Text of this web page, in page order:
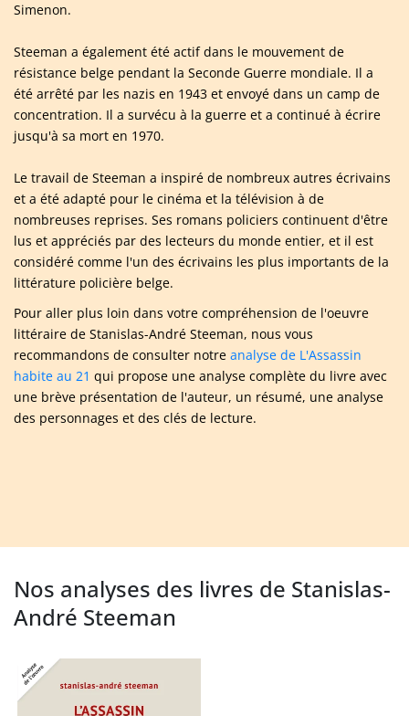
Simenon.
Steeman a également été actif dans le mouvement de
résistance belge pendant la Seconde Guerre mondiale. Il a
été arrêté par les nazis en 1943 et envoyé dans un camp de
concentration. Il a survécu à la guerre et a continué à écrire
jusqu'à sa mort en 1970.
Le travail de Steeman a inspiré de nombreux autres écrivains
et a été adapté pour le cinéma et la télévision à de
nombreuses reprises. Ses romans policiers continuent d'être
lus et appréciés par des lecteurs du monde entier, et il est
considéré comme l'un des écrivains les plus importants de la
littérature policière belge.
Pour aller plus loin dans votre compréhension de l'oeuvre
littéraire de Stanislas-André Steeman, nous vous
recommandons de consulter notre analyse de L'Assassin
habite au 21 qui propose une analyse complète du livre avec
une brève présentation de l'auteur, un résumé, une analyse
des personnages et des clés de lecture.
Nos analyses des livres de Stanislas-
André Steeman